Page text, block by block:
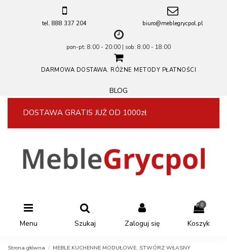
tel. 888 337 204 biuro@meblegrycpol.pl
pon-pt: 8:00 - 20:00 | sob: 8:00 - 18:00
DARMOWA DOSTAWA. RÓŻNE METODY PŁATNOŚCI
BLOG
DOSTAWA GRATIS JUŻ OD 1000zł
Menu Szukaj Zaloguj się
0
Koszyk
Strona główna
MEBLE KUCHENNE MODUŁOWE. STWÓRZ WŁASNY